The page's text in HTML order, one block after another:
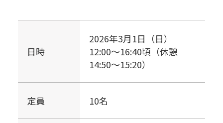
日時
2026年3月1日（日）
12:00～16:40頃（休憩
14:50～15:20）
定員 10名